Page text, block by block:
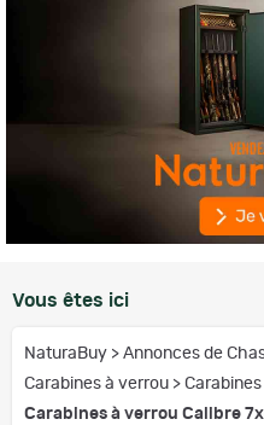
Vous êtes ici
NaturaBuy > Annonces de
Carabines à verrou >
Carabines à verrou Calibre